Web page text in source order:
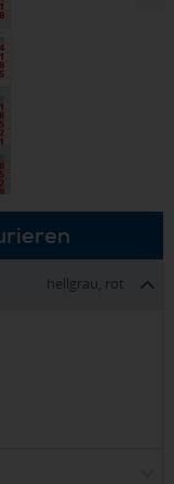
hellgrau, rot